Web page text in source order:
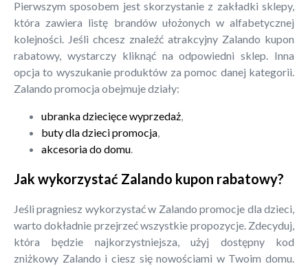
Pierwszym sposobem jest skorzystanie z zakładki sklepy,
która zawiera listę brandów ułożonych w alfabetycznej
kolejności. Jeśli chcesz znaleźć atrakcyjny Zalando kupon
rabatowy, wystarczy kliknąć na odpowiedni sklep. Inna
opcja to wyszukanie produktów za pomoc danej kategorii.
Zalando promocja obejmuje działy:
ubranka dziecięce wyprzedaż
buty dla dzieci promocja
akcesoria do domu
Jak wykorzystać Zalando kupon rabatowy?
Jeśli pragniesz wykorzystać w Zalando promocje dla dzieci,
warto dokładnie przejrzeć wszystkie propozycje. Zdecyduj,
która będzie najkorzystniejsza, użyj dostępny kod
zniżkowy Zalando i ciesz się nowościami w Twoim domu.